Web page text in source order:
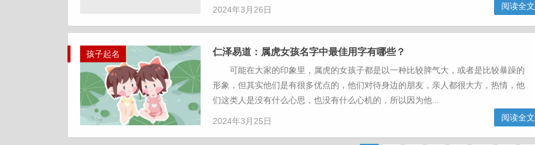
2024年3月26日 阅读全文
孩子起名 仁泽易道：属虎女孩名字中最佳用字有哪些？
可能在大家的印象里，属虎的女孩子都是以一种比较脾气大，或者是比较暴躁的
形象，但其实他们是有很多优点的，他们对待身边的朋友，亲人都很大方，热情，他
们这类人是没有什么心思，也没有什么心机的，所以因为他...
2024年3月25日 阅读全文